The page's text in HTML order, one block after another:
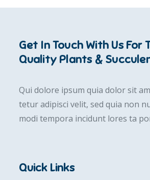
Get In Touch With Us For
Quality Plants &
Qui dolore ipsum quia dolor sit
tetur adipisci velit, sed quia non
modi tempora incidunt lores ta
Quick Links